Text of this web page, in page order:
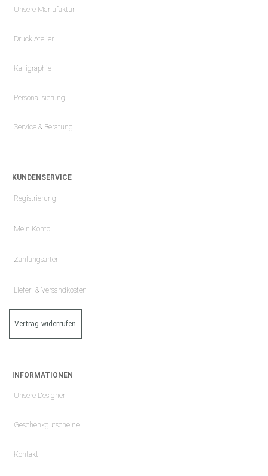
Unsere Manufaktur
Druck Atelier
Kalligraphie
Personalisierung
Service & Beratung
KUNDENSERVICE
Registrierung
Mein Konto
Zahlungsarten
Liefer- & Versandkosten
Vertrag widerrufen
INFORMATIONEN
Unsere Designer
Geschenkgutscheine
Kontakt